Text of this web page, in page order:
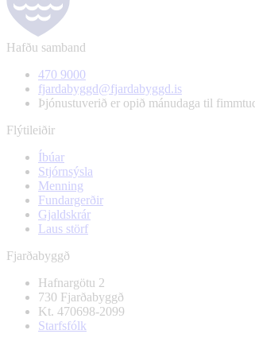
Hafðu samband
470 9000
fjardabyggd@fjardabyggd.is
Þjónustuverið er opið mánudaga til
Flýtileiðir
Íbúar
Stjórnsýsla
Menning
Fundargerðir
Gjaldskrár
Laus störf
Fjarðabyggð
Hafnargötu 2
730 Fjarðabyggð
Kt. 470698-2099
Starfsfólk